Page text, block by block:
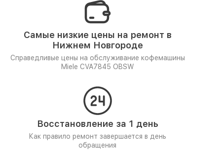
Самые низкие цены на ремонт в
Нижнем Новгороде
Справедливые цены на обслуживание кофемашины
Miele CVA7845 OBSW
Восстановление за 1 день
Как правило ремонт завершается в день
обращения